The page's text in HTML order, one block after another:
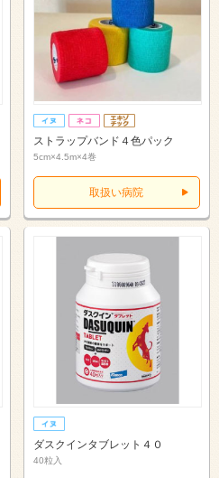
ストラップバンド４色パック
5cm×4.5m×4巻
取扱い病院
ダスクインタブレット４０
40粒入